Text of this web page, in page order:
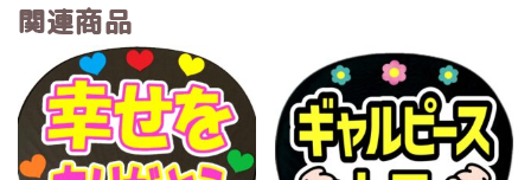
関連商品